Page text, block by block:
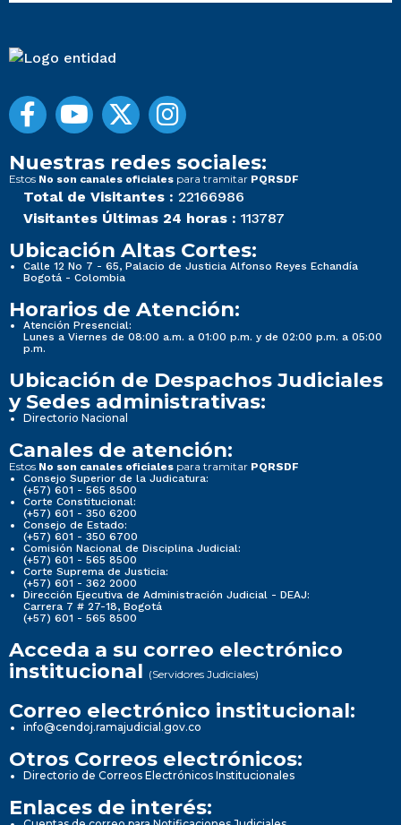
Nuestras redes sociales:
Estos No son canales oficiales para tramitar PQRSDF
Total de Visitantes : 22166986
Visitantes Últimas 24 horas : 113787
Ubicación Altas Cortes:
Calle 12 No 7 - 65, Palacio de Justicia Alfonso Reyes Echandía
Bogotá - Colombia
Horarios de Atención:
Atención Presencial:
Lunes a Viernes de 08:00 a.m. a 01:00 p.m. y de 02:00 p.m. a 05:00
p.m.
Ubicación de Despachos Judiciales
y Sedes administrativas:
Directorio Nacional
Canales de atención:
Estos No son canales oficiales para tramitar PQRSDF
Consejo Superior de la Judicatura:
(+57) 601 - 565 8500
Corte Constitucional:
(+57) 601 - 350 6200
Consejo de Estado:
(+57) 601 - 350 6700
Comisión Nacional de Disciplina Judicial:
(+57) 601 - 565 8500
Corte Suprema de Justicia:
(+57) 601 - 362 2000
Dirección Ejecutiva de Administración Judicial - DEAJ:
Carrera 7 # 27-18, Bogotá
(+57) 601 - 565 8500
Acceda a su correo electrónico
institucional (Servidores Judiciales)
Correo electrónico institucional:
info@cendoj.ramajudicial.gov.co
Otros Correos electrónicos:
Directorio de Correos Electrónicos Institucionales
Enlaces de interés: